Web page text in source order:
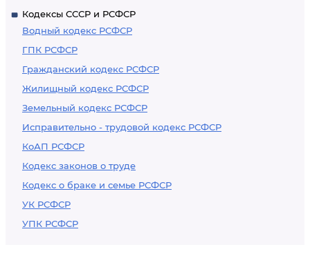
Кодексы СССР и РСФСР
Водный кодекс РСФСР
ГПК РСФСР
Гражданский кодекс РСФСР
Жилищный кодекс РСФСР
Земельный кодекс РСФСР
Исправительно - трудовой кодекс РСФСР
КоАП РСФСР
Кодекс законов о труде
Кодекс о браке и семье РСФСР
УК РСФСР
УПК РСФСР